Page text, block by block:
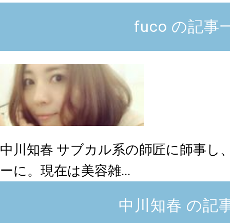
fuco の記事
中川知春 サブカル系の師匠に師事し
ーに。現在は美容雑...
中川知春 の記